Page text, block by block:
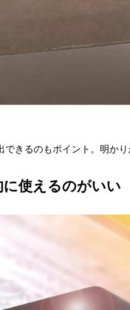
きるのもポイント。明か
使えるのがいい